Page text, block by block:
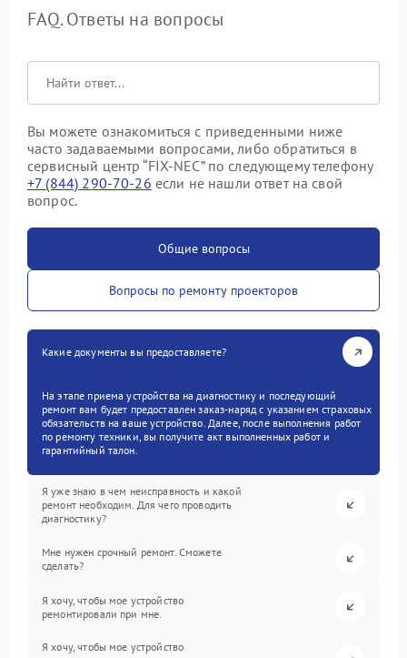
FAQ. Ответы на вопросы
Вы можете ознакомиться с приведенными ниже
часто задаваемыми вопросами, либо обратиться в
сервисный центр “FIX-NEC” по следующему телефону
+7 (844) 290-70-26 если не нашли ответ на свой
вопрос.
Общие вопросы
Вопросы по ремонту проекторов
Какие документы вы предоставляете?
На этапе приема устройства на диагностику и последующий
ремонт вам будет предоставлен заказ-наряд с указанием страховых
обязательств на ваше устройство. Далее, после выполнения работ
по ремонту техники, вы получите акт выполненных работ и
гарантийный талон.
Я уже знаю в чем неисправность и какой
ремонт необходим. Для чего проводить
диагностику?
Мне нужен срочный ремонт. Сможете
сделать?
Я хочу, чтобы мое устройство
ремонтировали при мне.
Я хочу, чтобы мое устройство